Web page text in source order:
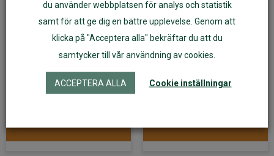
Bröstvärmare runda
av ekologisk ulltrikå
139kr
Bröstvärmare av
formade
179kr
du använder webbplatsen för analys och statistik
samt för att ge dig en bättre upplevelse. Genom att
klicka på "Acceptera alla" bekräftar du att du
samtycker till vår användning av cookies.
ACCEPTERA ALLA Cookie inställningar